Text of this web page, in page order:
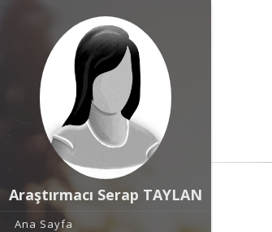
Araştırmacı Serap TAYLAN
Ana Sayfa